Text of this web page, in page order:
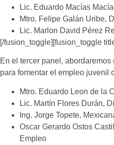
Lic. Eduardo Macías
Mtro. Felipe Galán Uribe,
Lic. Marlon David Pérez
[/fusion_toggle][fusion_toggle
En el tercer panel , abordaremos
para fomentar el empleo juvenil
Mtro. Eduardo Leon de la
Lic. Martín Flores Durán,
Ing. Jorge Topete,
Oscar Gerardo Ostos
Empleo